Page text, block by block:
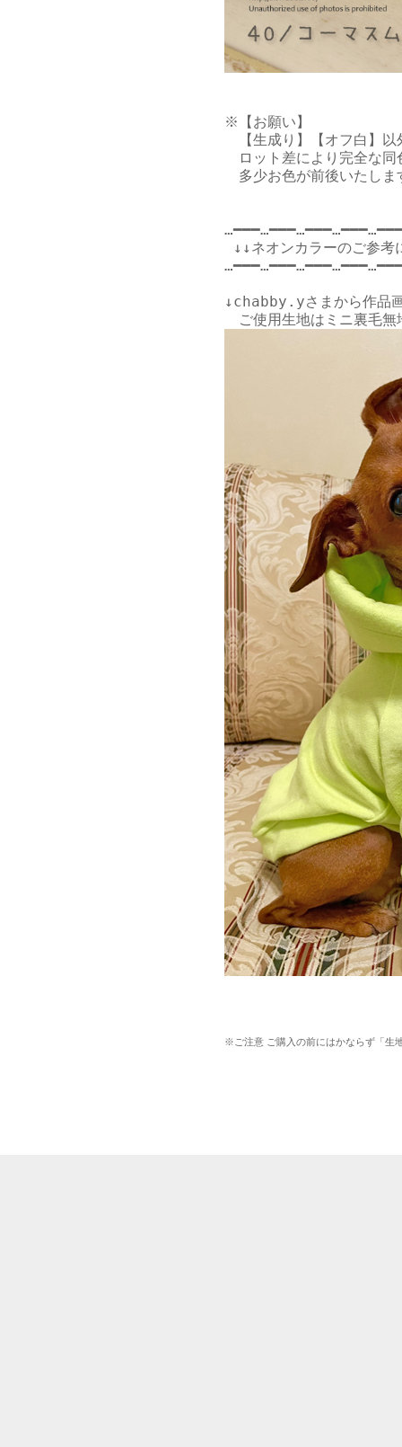
※【お願い】
【生成り】【オフ白】以
ロット差により完全な同
多少お色が前後いたしま
↓↓ネオンカラーのご参考
↓chabby.yさま から作品
※ご注意 ご購入の前にはかならず「生